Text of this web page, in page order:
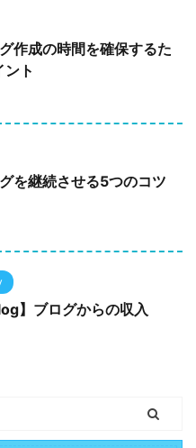
作成の時間を確保するた
ト
を継続させる5つのコツ
】ブログからの収入